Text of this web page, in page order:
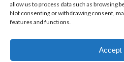
allow us to process data such as browsing
Not consenting or withdrawing consent,
features and functions.
Accept
© Les Industries